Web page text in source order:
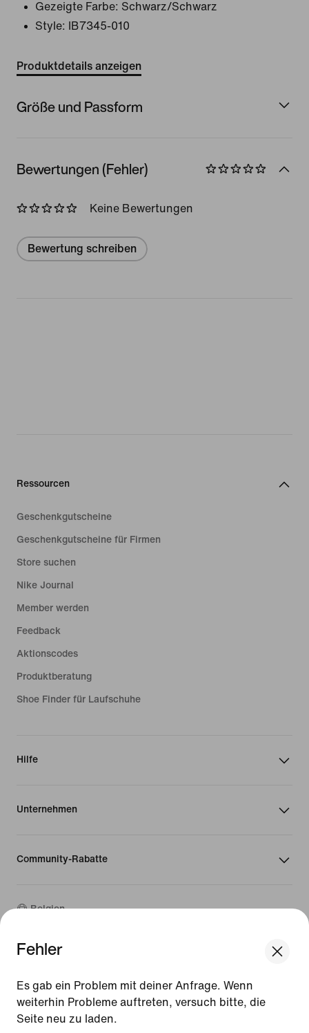
Update your location?
Belgien
Fehler
Es gab ein Problem mit deiner Anfrage. Wenn
weiterhin Probleme auftreten, versuch bitte, die
Seite neu zu laden.
Gezeigte Farbe: Schwarz/Schwarz
Style:
IB7345-010
Produktdetails anzeigen
Größe und Passform
Bewertungen (Fehler)
Keine Bewertungen
Bewertung schreiben
Ressourcen
Geschenkgutscheine
Geschenkgutscheine für Firmen
Store suchen
Nike Journal
Member werden
Feedback
Aktionscodes
Produktberatung
Shoe Finder für Laufschuhe
Hilfe
Unternehmen
Community-Rabatte
Belgien
© 2026Nike, Inc. Alle Rechte vorbehalten
Nutzungsbedingungen
Verkaufsbedingungen
Impressum